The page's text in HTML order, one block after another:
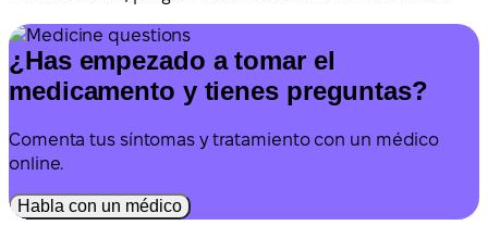
¿Has empezado a tomar el
medicamento y tienes preguntas?
Comenta tus síntomas y tratamiento con un médico
online.
Habla con un médico